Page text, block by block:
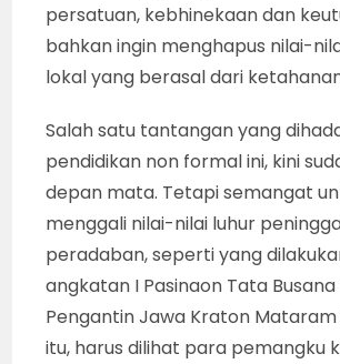
persatuan, kebhinekaan dan
bahkan ingin menghapus nilai-
lokal yang berasal dari
Salah satu tantangan yang
pendidikan non formal ini, kini
depan mata. Tetapi semangat
menggali nilai-nilai luhur
peradaban, seperti yang
angkatan I Pasinaon Tata Busana
Pengantin Jawa Kraton
itu, harus dilihat para pemangku